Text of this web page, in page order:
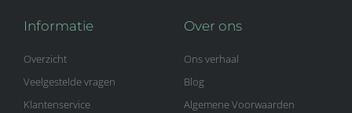
Informatie
Overzicht
Veelgestelde vragen
Klantenservice
Over ons
Ons verhaal
Blog
Algemene Voorwaarden